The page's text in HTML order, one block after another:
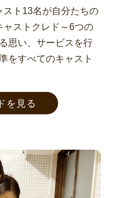
ト13名が自分たちの
ストクレド～6つの
思い、サービスを行
をすべてのキャスト
を見る